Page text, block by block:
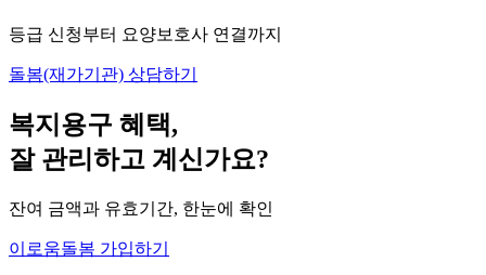
등급 신청부터 요양보호사 연결까지
돌봄(재가기관) 상담하기
복지용구 혜택,
잘 관리하고 계신가요?
잔여 금액과 유효기간, 한눈에 확인
이로움돌봄 가입하기